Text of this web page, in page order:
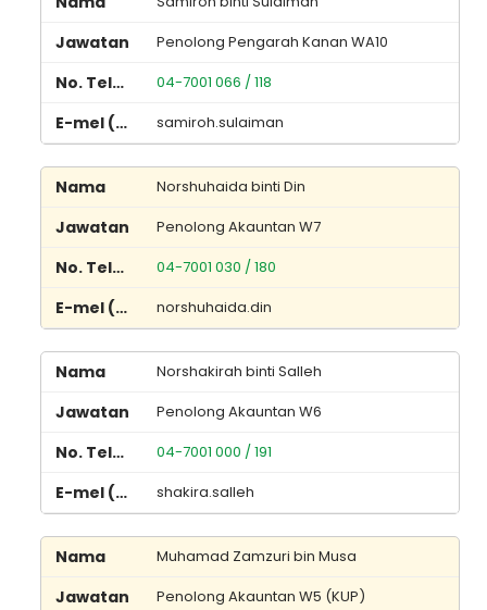
Penolong Pengarah Kanan WA10
04-7001 066 / 118
samiroh.sulaiman
Norshuhaida binti Din
Penolong Akauntan W7
04-7001 030 / 180
norshuhaida.din
Norshakirah binti Salleh
Penolong Akauntan W6
04-7001 000 / 191
shakira.salleh
Muhamad Zamzuri bin Musa
Penolong Akauntan W5 (KUP)